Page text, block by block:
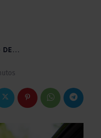
DE...